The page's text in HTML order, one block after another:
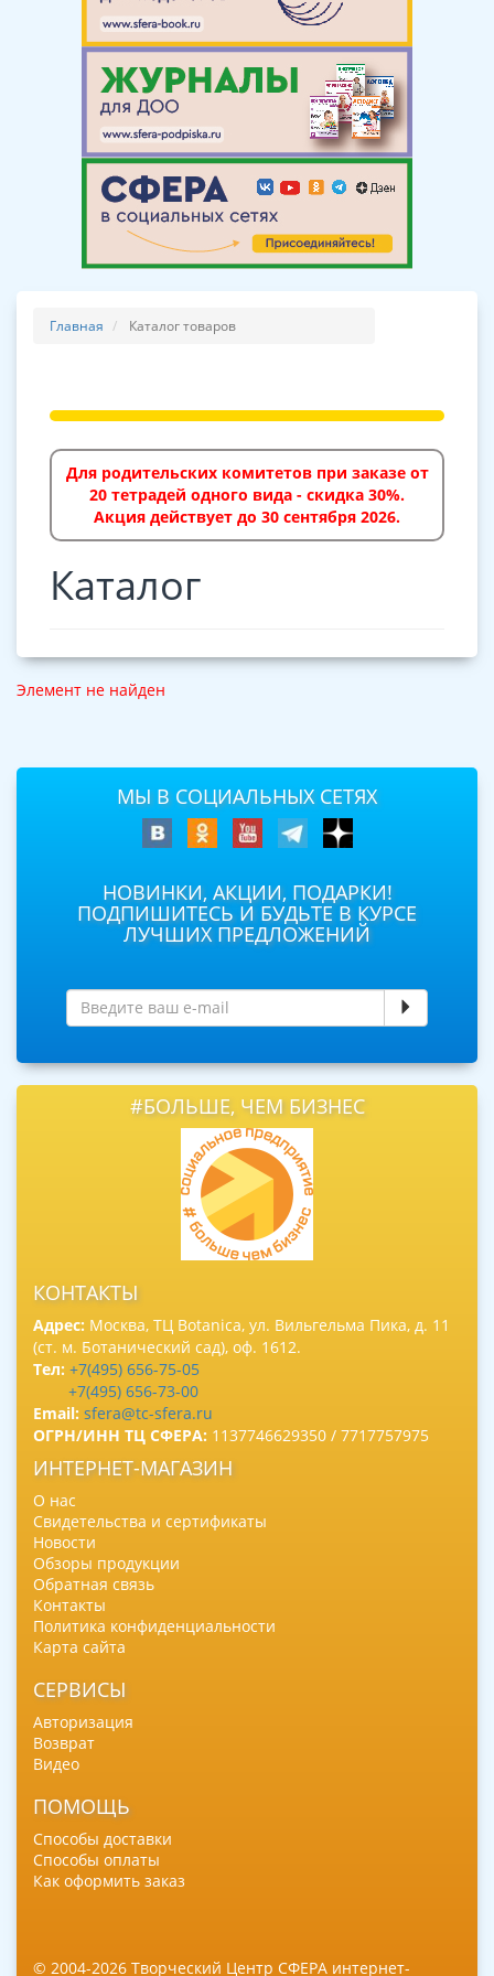
Главная Каталог товаров
Для родительских комитетов при заказе от
20 тетрадей одного вида - скидка 30%.
Акция действует до 30 сентября 2026.
Каталог
Элемент не найден
МЫ В СОЦИАЛЬНЫХ СЕТЯХ
НОВИНКИ, АКЦИИ, ПОДАРКИ!
ПОДПИШИТЕСЬ И БУДЬТЕ В КУРСЕ
ЛУЧШИХ ПРЕДЛОЖЕНИЙ
#БОЛЬШЕ, ЧЕМ БИЗНЕС
КОНТАКТЫ
Адрес: Москва, ТЦ Botanica, ул. Вильгельма Пика, д. 11
(ст. м. Ботанический сад), оф. 1612.
Тел: +7(495) 656-75-05
+7(495) 656-73-00
Email: sfera@tc-sfera.ru
ОГРН/ИНН ТЦ СФЕРА: 1137746629350 / 7717757975
ИНТЕРНЕТ-МАГАЗИН
О нас
Свидетельства и сертификаты
Новости
Обзоры продукции
Обратная связь
Контакты
Политика конфиденциальности
Карта сайта
СЕРВИСЫ
Авторизация
Возврат
Видео
ПОМОЩЬ
Способы доставки
Способы оплаты
Как оформить заказ
© 2004-2026 Творческий Центр СФЕРА интернет-